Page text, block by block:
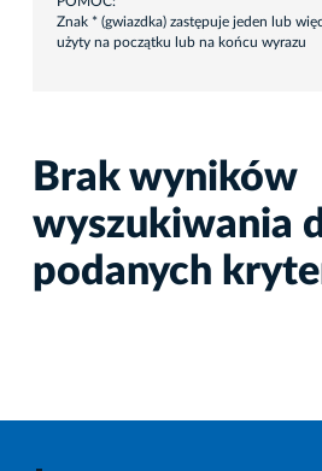
Znak * (gwiazdka) zastępuje jeden lub
użyty na początku lub na końcu wyrazu
Brak wyników
wyszukiwania
podanych